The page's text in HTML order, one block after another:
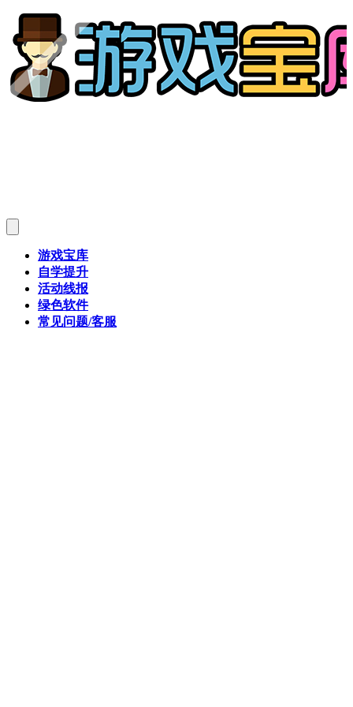
游戏宝库
自学提升
活动线报
绿色软件
常见问题/客服